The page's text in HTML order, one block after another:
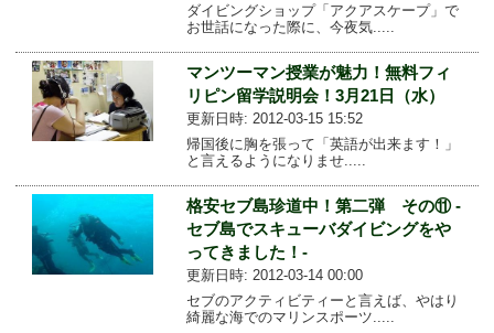
ダイビングショップ「アクアスケープ」で
お世話になった際に、今夜気.....
マンツーマン授業が魅力！無料フィ
リピン留学説明会！3月21日（水）
更新日時: 2012-03-15 15:52
帰国後に胸を張って「英語が出来ます！」
と言えるようになりませ.....
格安セブ島珍道中！第二弾 その⑪ -
セブ島でスキューバダイビングをや
ってきました！-
更新日時: 2012-03-14 00:00
セブのアクティビティーと言えば、やはり
綺麗な海でのマリンスポーツ.....